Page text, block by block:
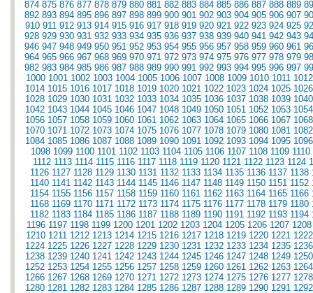
874 875 876 877 878 879 880 881 882 883 884 885 886 887 888 889
892 893 894 895 896 897 898 899 900 901 902 903 904 905 906 907
910 911 912 913 914 915 916 917 918 919 920 921 922 923 924 925
928 929 930 931 932 933 934 935 936 937 938 939 940 941 942 943
946 947 948 949 950 951 952 953 954 955 956 957 958 959 960 961
964 965 966 967 968 969 970 971 972 973 974 975 976 977 978 979
982 983 984 985 986 987 988 989 990 991 992 993 994 995 996 997
1000 1001 1002 1003 1004 1005 1006 1007 1008 1009 1010 1011 1012
1014 1015 1016 1017 1018 1019 1020 1021 1022 1023 1024 1025 1026
1028 1029 1030 1031 1032 1033 1034 1035 1036 1037 1038 1039 1040
1042 1043 1044 1045 1046 1047 1048 1049 1050 1051 1052 1053 1054
1056 1057 1058 1059 1060 1061 1062 1063 1064 1065 1066 1067 1068
1070 1071 1072 1073 1074 1075 1076 1077 1078 1079 1080 1081 1082
1084 1085 1086 1087 1088 1089 1090 1091 1092 1093 1094 1095 1096
1098 1099 1100 1101 1102 1103 1104 1105 1106 1107 1108 1109 1110
1112 1113 1114 1115 1116 1117 1118 1119 1120 1121 1122 1123 1124
1126 1127 1128 1129 1130 1131 1132 1133 1134 1135 1136 1137 1138
1140 1141 1142 1143 1144 1145 1146 1147 1148 1149 1150 1151 1152
1154 1155 1156 1157 1158 1159 1160 1161 1162 1163 1164 1165 1166
1168 1169 1170 1171 1172 1173 1174 1175 1176 1177 1178 1179 1180
1182 1183 1184 1185 1186 1187 1188 1189 1190 1191 1192 1193 1194
1196 1197 1198 1199 1200 1201 1202 1203 1204 1205 1206 1207 1208
1210 1211 1212 1213 1214 1215 1216 1217 1218 1219 1220 1221 1222
1224 1225 1226 1227 1228 1229 1230 1231 1232 1233 1234 1235 1236
1238 1239 1240 1241 1242 1243 1244 1245 1246 1247 1248 1249 1250
1252 1253 1254 1255 1256 1257 1258 1259 1260 1261 1262 1263 1264
1266 1267 1268 1269 1270 1271 1272 1273 1274 1275 1276 1277 1278
1280 1281 1282 1283 1284 1285 1286 1287 1288 1289 1290 1291 1292